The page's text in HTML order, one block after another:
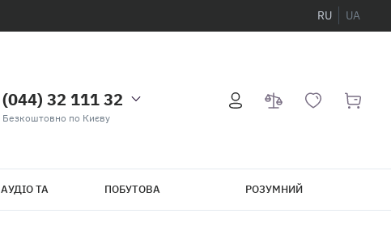
RU UA
(044) 32 111 32
Безкоштовно по Києву
АУДІО ТА ПОБУТОВА РОЗУМНИЙ